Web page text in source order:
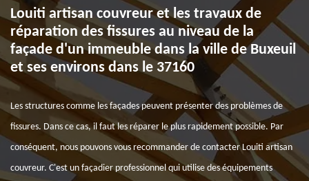
Louiti artisan couvreur et les travaux de
réparation des fissures au niveau de la
façade d'un immeuble dans la ville de Buxeuil
et ses environs dans le 37160
Les structures comme les façades peuvent présenter des problèmes de
fissures. Dans ce cas, il faut les réparer le plus rapidement possible. Par
conséquent, nous pouvons vous recommander de contacter Louiti artisan
couvreur. C'est un façadier professionnel qui utilise des équipements